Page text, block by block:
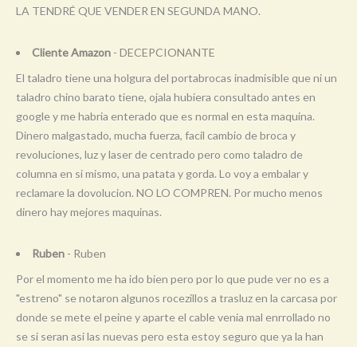
LA TENDRÉ QUE VENDER EN SEGUNDA MANO.
Cliente Amazon - DECEPCIONANTE
El taladro tiene una holgura del portabrocas inadmisible que ni un
taladro chino barato tiene, ojala hubiera consultado antes en
google y me habria enterado que es normal en esta maquina.
Dinero malgastado, mucha fuerza, facil cambio de broca y
revoluciones, luz y laser de centrado pero como taladro de
columna en si mismo, una patata y gorda. Lo voy a embalar y
reclamare la dovolucion. NO LO COMPREN. Por mucho menos
dinero hay mejores maquinas.
Ruben - Ruben
Por el momento me ha ido bien pero por lo que pude ver no es a
"estreno" se notaron algunos rocezillos a trasluz en la carcasa por
donde se mete el peine y aparte el cable venia mal enrrollado no
se si seran asi las nuevas pero esta estoy seguro que ya la han